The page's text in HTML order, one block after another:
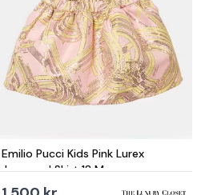
Emilio Pucci Kids Pink Lurex
Jacquard Skirt 18 M